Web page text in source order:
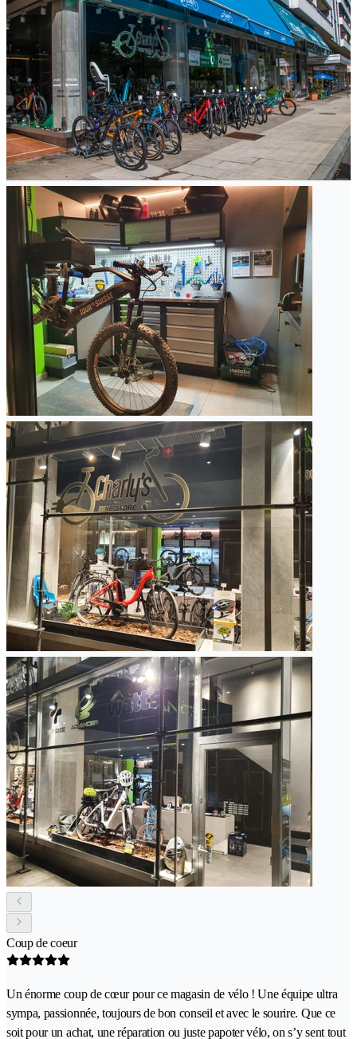
Coup de coeur
Un énorme coup de cœur pour ce magasin de vélo ! Une équipe ultra
sympa, passionnée, toujours de bon conseil et avec le sourire. Que ce
soit pour un achat, une réparation ou juste papoter vélo, on s’y sent tout